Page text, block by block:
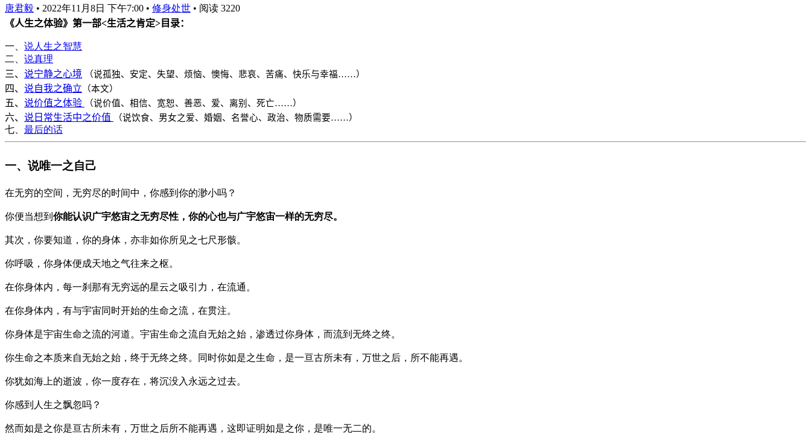
唐君毅 • 2022年11月8日 下午7:00 • 修身处世 • 阅读 3220
《人生之体验》第一部<生活之肯定> 目录：
一、 说人生之智慧
二、 说真理
三、 说宁静之心境 （说孤独、安定、失望、烦恼、懊悔、悲哀、苦痛、快乐与幸福……）
四、 说自我之确立 （本文）
五、 说价值之体验 （说价值、相信、宽恕、善恶、爱、离别、死亡……）
六、 说日常生活中之价值 （说饮食、男女之爱、婚姻、名誉心、政治、物质需要……）
七、 最后的话
一、说唯一之自己
在无穷的空间，无穷尽的时间中，你感到你的渺小吗？
你便当想到 你能认识广宇悠宙之无穷尽性，你的心也与广宇悠宙一样的无穷尽。
其次，你要知道，你的身体，亦非如你所见之七尺形骸。
你呼吸，你身体便成天地之气往来之枢。
在你身体内，每一刹那有无穷远的星云之吸引力，在流通。
在你身体内，有与宇宙同时开始的生命之流，在贯注。
你身体是宇宙生命之流的河道。宇宙生命之流自无始之始，渗透过你身体，而流到无终之终。
你生命之本质来自无始之始，终于无终之终。同时你如是之生命，是一亘古所未有，万世之后，所不能再遇。
你犹如海上的逝波，你一度存在，将沉没入永远之过去。
你感到人生之飘忽吗？
然而如是之你是亘古所未有，万世之后所不能再遇，这即证明如是之你，是唯一无二的。